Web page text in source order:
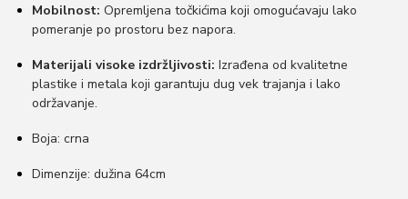
Mobilnost: Opremljena točkićima koji omogućavaju lako
pomeranje po prostoru bez napora.
Materijali visoke izdržljivosti: Izrađena od kvalitetne
plastike i metala koji garantuju dug vek trajanja i lako
održavanje.
Boja: crna
Dimenzije: dužina 64cm